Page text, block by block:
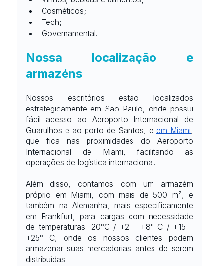
Cosméticos;
Tech;
Governamental.
Nossa localização e
armazéns
Nossos escritórios estão localizados
estrategicamente em São Paulo, onde possui
fácil acesso ao Aeroporto Internacional de
Guarulhos e ao porto de Santos, e em Miami,
que fica nas proximidades do Aeroporto
Internacional de Miami, facilitando as
operações de logística internacional.
Além disso, contamos com um armazém
próprio em Miami, com mais de 500 m², e
também na Alemanha, mais especificamente
em Frankfurt, para cargas com necessidade
de temperaturas -20°C / +2 - +8° C / +15 -
+25° C, onde os nossos clientes podem
armazenar suas mercadorias antes de serem
distribuídas.